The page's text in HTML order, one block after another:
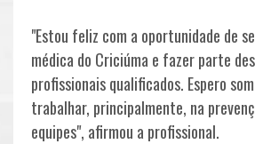
"Estou feliz com a oportunidade de
médica do Criciúma e fazer parte
profissionais qualificados. Espero
trabalhar, principalmente, na
equipes", afirmou a profissional.